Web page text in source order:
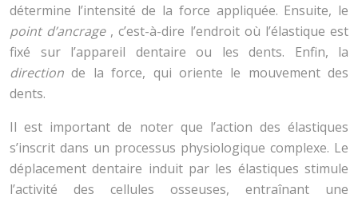
détermine l’intensité de la force appliquée. Ensuite, le
point d’ancrage , c’est-à-dire l’endroit où l’élastique est
fixé sur l’appareil dentaire ou les dents. Enfin, la
directionde la force, qui oriente le mouvement des
dents.
Il est important de noter que l’action des élastiques
s’inscrit dans un processus physiologique complexe. Le
déplacement dentaire induit par les élastiques stimule
l’activité des cellules osseuses, entraînant une